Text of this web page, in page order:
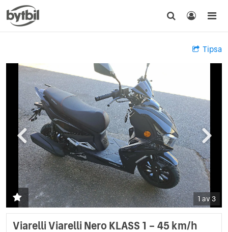
Tipsa
1 av 3
Viarelli Viarelli Nero KLASS 1 – 45 km/h